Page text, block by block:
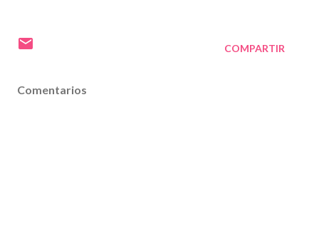
COMPARTIR
Comentarios